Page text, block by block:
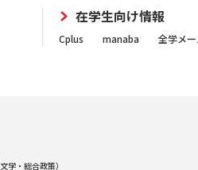
在学生向け情報
Cplus manaba 全学メー
学・総合政策）